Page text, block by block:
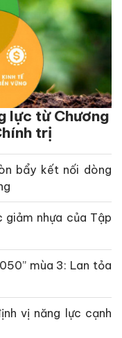
lực từ Chương
trị
bẩy kết nối dòng
giảm nhựa của Tập
mùa 3: Lan tỏa
vị năng lực cạnh